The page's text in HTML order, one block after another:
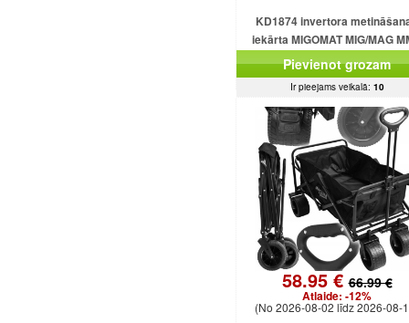
KD1874 invertora
iekārta MIGOMAT MIG/MAG
FCAW Flux TIG Lift 250A
Pievienot grozam
Ir pieejams veikalā: 10
58.95 €66.99 €
Atlaide: -12%
(No 2026-08-02 līdz 2026-08-